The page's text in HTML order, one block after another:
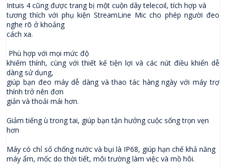
Intuis 4 cũng được trang bị một cuộn dây telecoil, tích hợp và
tương thích với phụ kiện StreamLine Mic cho phép người đeo
nghe rõ ở khoảng
cách xa.
Phù hợp với mọi mức độ
khiếm thính, cùng với thiết kế tiện lợi và các nút điều khiển dễ
dàng sử dụng,
giúp bạn đeo máy dễ dàng và thao tác hàng ngày với máy trợ
thính trở nên đơn
giản và thoải mái hơn.
Giảm tiếng ù trong tai, giúp bạn tận hưởng cuộc sống trọn vẹn
hơn
Máy có chỉ số chống nước và bụi là IP68, giúp hạn chế khả năng
máy ẩm, mốc do thời tiết, môi trường làm việc và mồ hôi.